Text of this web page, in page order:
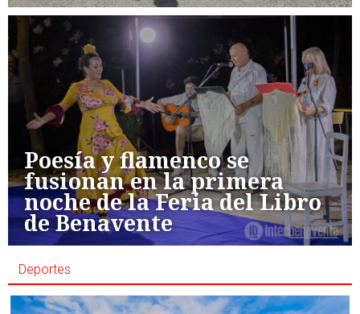
Poesía y flamenco se
fusionan en la primera
noche de la Feria del Libro
de Benavente
Deportes